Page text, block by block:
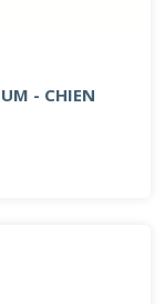
- CHIEN